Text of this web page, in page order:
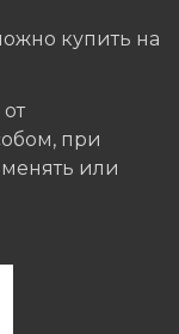
купить на
при
или